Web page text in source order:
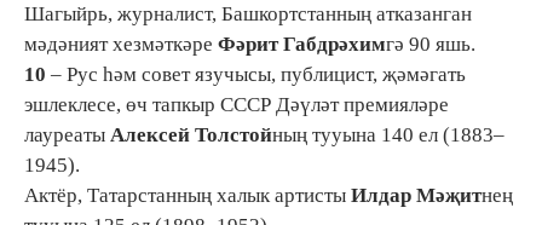
Шагыйрь, журналист, Башкортстанның атказанган
мәдәният хезмәткәре Фәрит Габдрәхимгә 90 яшь.
10 – Рус һәм совет язучысы, публицист, җәмәгать
эшлеклесе, өч тапкыр СССР Дәүләт премияләре
лауреаты Алексей Толстойның тууына 140 ел (1883–
1945).
Актёр, Татарстанның халык артисты Илдар Мәҗитнең